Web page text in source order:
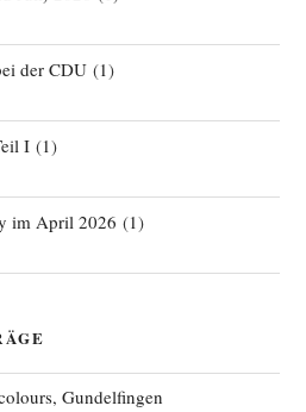
der CDU(1)
I(1)
im April 2026 (1)
Gundelfingen